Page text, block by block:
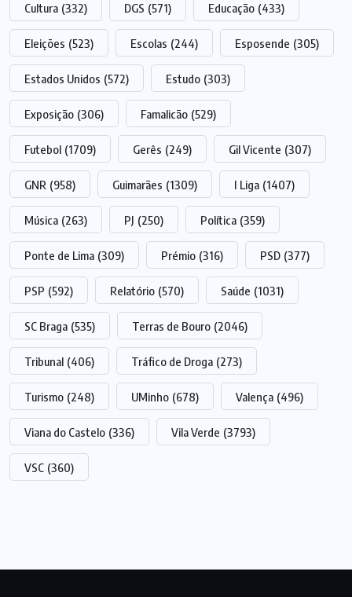
Cultura (332) DGS (571) Educação (433)
Eleições (523) Escolas (244) Esposende (305)
Estados Unidos (572) Estudo (303)
Exposição (306) Famalicão (529)
Futebol (1709) Gerês (249) Gil Vicente (307)
GNR (958) Guimarães (1309) I Liga (1407)
Música (263) PJ (250) Política (359)
Ponte de Lima (309) Prémio (316) PSD (377)
PSP (592) Relatório (570) Saúde (1031)
SC Braga (535) Terras de Bouro (2046)
Tribunal (406) Tráfico de Droga (273)
Turismo (248) UMinho (678) Valença (496)
Viana do Castelo (336) Vila Verde (3793)
VSC (360)